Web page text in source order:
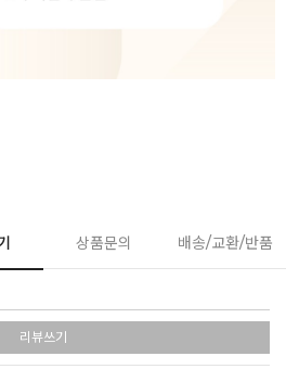
상품문의 배송/교환/반품
리뷰쓰기